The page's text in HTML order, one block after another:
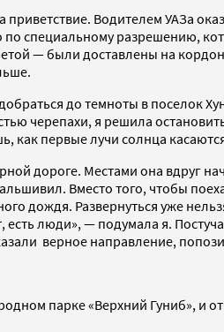
приветствие. Водителем УАЗа
специальному разрешению,
— были доставлены на
до темноты в поселок
черепахи, я решила
первые лучи солнца
дороге. Местами она вдруг
Вместо того, чтобы
дождя. Развернуться уже
люди», — подумала я.
верное направление,
парке «Верхний Гуниб», и